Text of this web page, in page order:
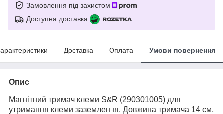
Замовлення під захистом
Доступна доставка
Доставка Оплата Умови повернення
Опис
Магнітний тримач клеми S&R (290301005) для
утримання клеми заземлення. Довжина тримача 14 см,